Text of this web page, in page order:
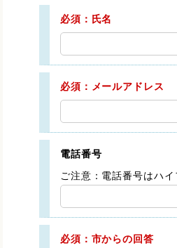
必須：氏名
必須：メールアドレス
電話番号
ご注意：電話番号はハ
必須：市からの回答